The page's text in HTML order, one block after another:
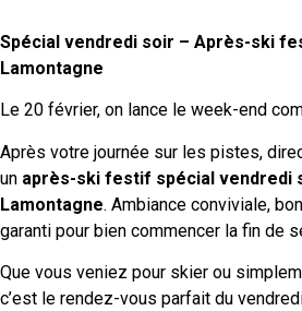
Spécial vendredi soir – Après-ski
Lamontagne
Le 20 février, on lance le week-end
Après votre journée sur les pistes,
un après-ski festif spécial vendredi
Lamontagne. Ambiance conviviale,
garanti pour bien commencer la fin de
Que vous veniez pour skier ou
c’est le rendez-vous parfait du